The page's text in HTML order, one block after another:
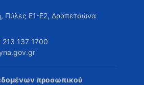
Πύλες Ε1-Ε2, Δραπετσώνα
213 137 1700
προσωπικού